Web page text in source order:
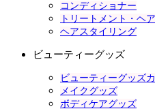
コンディショナー
トリートメント・ヘ
ヘアスタイリング
ビューティーグッズ
ビューティーグッズ
メイクグッズ
ボディケアグッズ